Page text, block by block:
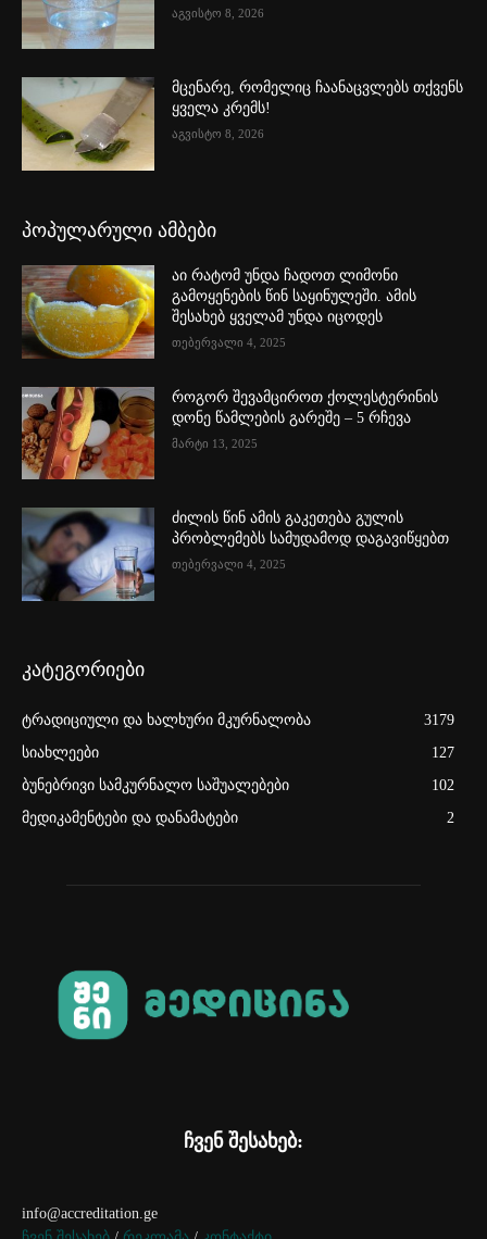
აგვისტო 8, 2026
მცენარე, რომელიც ჩაანაცვლებს თქვენს
ყველა კრემს!
აგვისტო 8, 2026
პოპულარული ამბები
აი რატომ უნდა ჩადოთ ლიმონი
გამოყენების წინ საყინულეში. ამის
შესახებ ყველამ უნდა იცოდეს
თებერვალი 4, 2025
როგორ შევამციროთ ქოლესტერინის
დონე წამლების გარეშე – 5 რჩევა
მარტი 13, 2025
ძილის წინ ამის გაკეთება გულის
პრობლემებს სამუდამოდ დაგავიწყებთ
თებერვალი 4, 2025
კატეგორიები
ტრადიციული და ხალხური მკურნალობა
3179
სიახლეები
127
ბუნებრივი სამკურნალო საშუალებები
102
მედიკამენტები და დანამატები
2
ჩვენ შესახებ:
info@accreditation.ge